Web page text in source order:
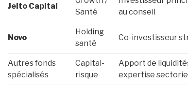
Jeito Capital
Santé
au conseil
Novo
Holding
santé
Co-investisseur
Autres fonds
spécialisés
Capital-
risque
Apport de
expertise